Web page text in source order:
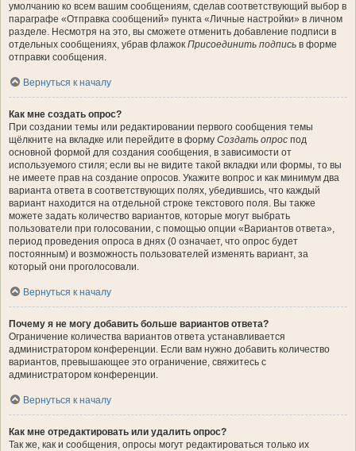
умолчанию ко всем вашим сообщениям, сделав соответствующий выбор в
параграфе «Отправка сообщений» пункта «Личные настройки» в личном
разделе. Несмотря на это, вы сможете отменить добавление подписи в
отдельных сообщениях, убрав флажок Присоединить подпись в форме
отправки сообщения.
Вернуться к началу
Как мне создать опрос?
При создании темы или редактировании первого сообщения темы
щёлкните на вкладке или перейдите в форму Создать опрос под
основной формой для создания сообщения, в зависимости от
используемого стиля; если вы не видите такой вкладки или формы, то вы
не имеете прав на создание опросов. Укажите вопрос и как минимум два
варианта ответа в соответствующих полях, убедившись, что каждый
вариант находится на отдельной строке текстового поля. Вы также
можете задать количество вариантов, которые могут выбрать
пользователи при голосовании, с помощью опции «Вариантов ответа»,
период проведения опроса в днях (0 означает, что опрос будет
постоянным) и возможность пользователей изменять вариант, за
который они проголосовали.
Вернуться к началу
Почему я не могу добавить больше вариантов ответа?
Ограничение количества вариантов ответа устанавливается
администратором конференции. Если вам нужно добавить количество
вариантов, превышающее это ограничение, свяжитесь с
администратором конференции.
Вернуться к началу
Как мне отредактировать или удалить опрос?
Так же, как и сообщения, опросы могут редактироваться только их